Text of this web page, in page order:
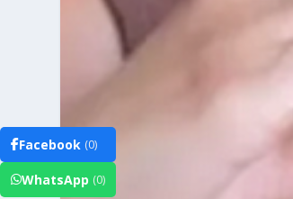
Facebook (0)
WhatsApp (0)